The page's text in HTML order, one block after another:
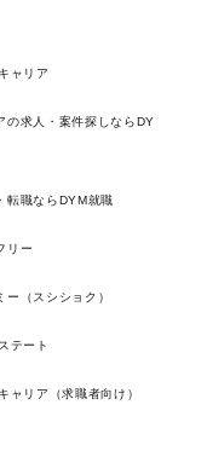
ャリア
の求人・案件探しならDY
転職ならDYM就職
リー
（スシショク）
テート
ャリア（求職者向け）